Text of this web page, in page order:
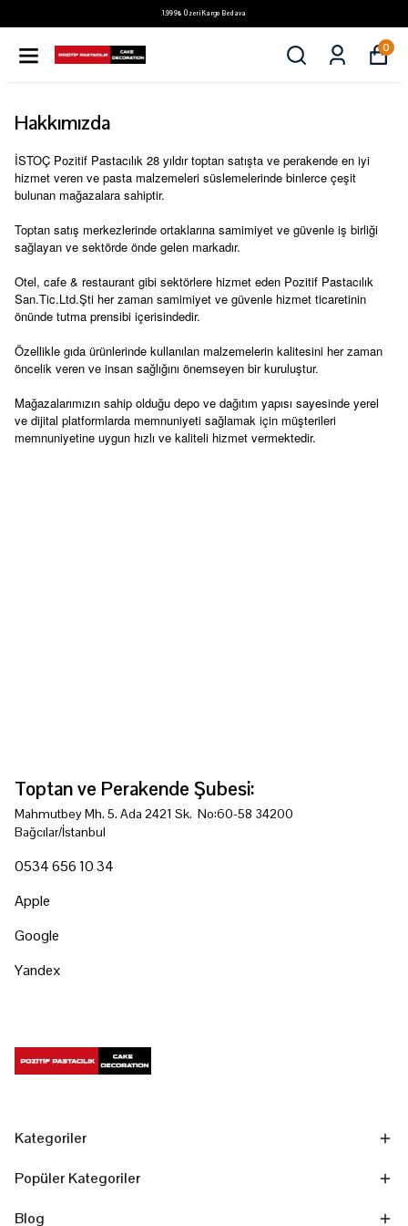
1.999₺ Üzeri Kargo Bedava
0
Hakkımızda
İSTOÇ Pozitif Pastacılık 28 yıldır toptan satışta ve perakende en iyi
hizmet veren ve pasta malzemeleri süslemelerinde binlerce çeşit
bulunan mağazalara sahiptir.
Toptan satış merkezlerinde ortaklarına samimiyet ve güvenle iş birliği
sağlayan ve sektörde önde gelen markadır.
Otel, cafe & restaurant gibi sektörlere hizmet eden Pozitif Pastacılık
San.Tic.Ltd.Şti her zaman samimiyet ve güvenle hizmet ticaretinin
önünde tutma prensibi içerisindedir.
Özellikle gıda ürünlerinde kullanılan malzemelerin kalitesini her zaman
öncelik veren ve insan sağlığını önemseyen bir kuruluştur.
Mağazalarımızın sahip olduğu depo ve dağıtım yapısı sayesinde yerel
ve dijital platformlarda memnuniyeti sağlamak için müşterileri
memnuniyetine uygun hızlı ve kaliteli hizmet vermektedir.
Toptan ve Perakende Şubesi:
Mahmutbey Mh. 5. Ada 2421 Sk. No:60-58 34200
Bağcılar/İstanbul
0534 656 10 34
Apple
Google
Yandex
Kategoriler
Popüler Kategoriler
Blog